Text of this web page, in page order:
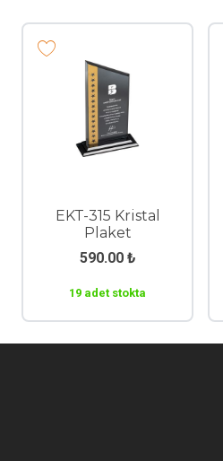
EKT-315 Kristal
Plaket
590.00 ₺
19 adet stokta